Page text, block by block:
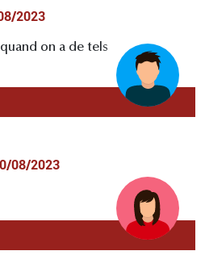
2023
on a de tels
08/2023